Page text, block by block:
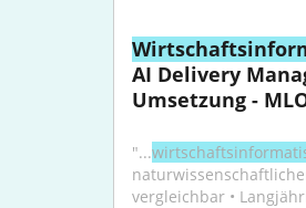
AI Delivery
Umsetzung -
"...
vergleichbar •